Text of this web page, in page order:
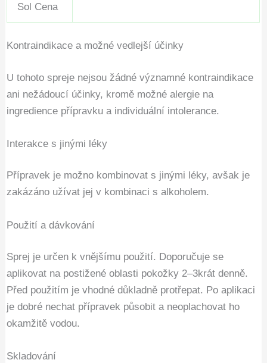
Sol Cena
Kontraindikace a možné vedlejší účinky
U tohoto spreje nejsou žádné významné kontraindikace
ani nežádoucí účinky, kromě možné alergie na
ingredience přípravku a individuální intolerance.
Interakce s jinými léky
Přípravek je možno kombinovat s jinými léky, avšak je
zakázáno užívat jej v kombinaci s alkoholem.
Použití a dávkování
Sprej je určen k vnějšímu použití. Doporučuje se
aplikovat na postižené oblasti pokožky 2–3krát denně.
Před použitím je vhodné důkladně protřepat. Po aplikaci
je dobré nechat přípravek působit a neoplachovat ho
okamžitě vodou.
Skladování